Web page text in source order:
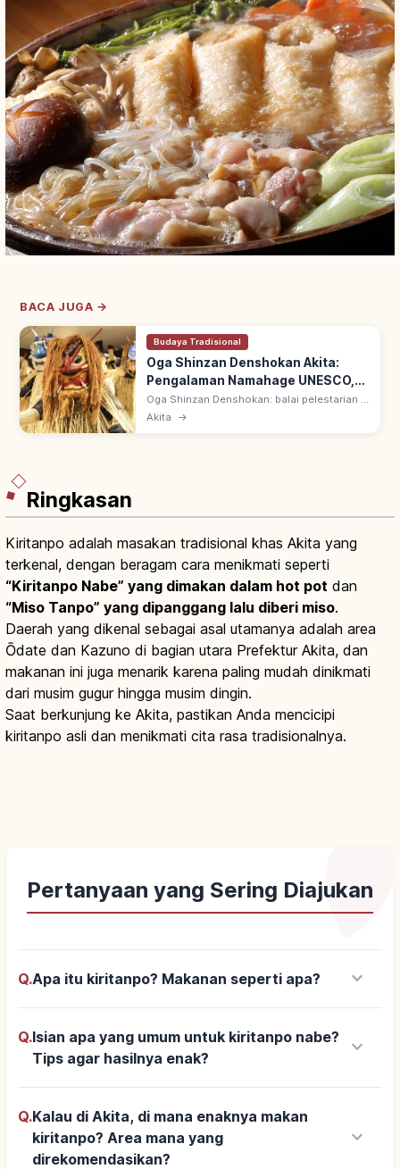
BACA JUGA →
Budaya Tradisional
Oga Shinzan Denshokan Akita:
Pengalaman Namahage UNESCO,
Rute & Sorotan
Oga Shinzan Denshokan: balai pelestarian di
Semenanjung Oga, Akita untuk merasakan
Akita →
Ringkasan
Kiritanpo adalah masakan tradisional khas Akita yang
terkenal, dengan beragam cara menikmati seperti
“Kiritanpo Nabe” yang dimakan dalam hot pot dan
“Miso Tanpo” yang dipanggang lalu diberi miso.
Daerah yang dikenal sebagai asal utamanya adalah area
Ōdate dan Kazuno di bagian utara Prefektur Akita, dan
makanan ini juga menarik karena paling mudah dinikmati
dari musim gugur hingga musim dingin.
Saat berkunjung ke Akita, pastikan Anda mencicipi
kiritanpo asli dan menikmati cita rasa tradisionalnya.
Pertanyaan yang Sering Diajukan
Q.Apa itu kiritanpo? Makanan seperti apa? keyboard_arrow_down
Q.Isian apa yang umum untuk kiritanpo nabe?
Tips agar hasilnya enak?
keyboard_arrow_down
Q.Kalau di Akita, di mana enaknya makan
kiritanpo? Area mana yang
direkomendasikan?
keyboard_arrow_down